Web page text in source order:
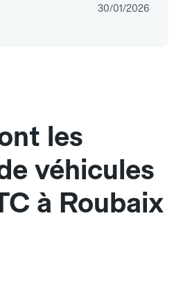
30/01/2026
les
véhicules
à Roubaix